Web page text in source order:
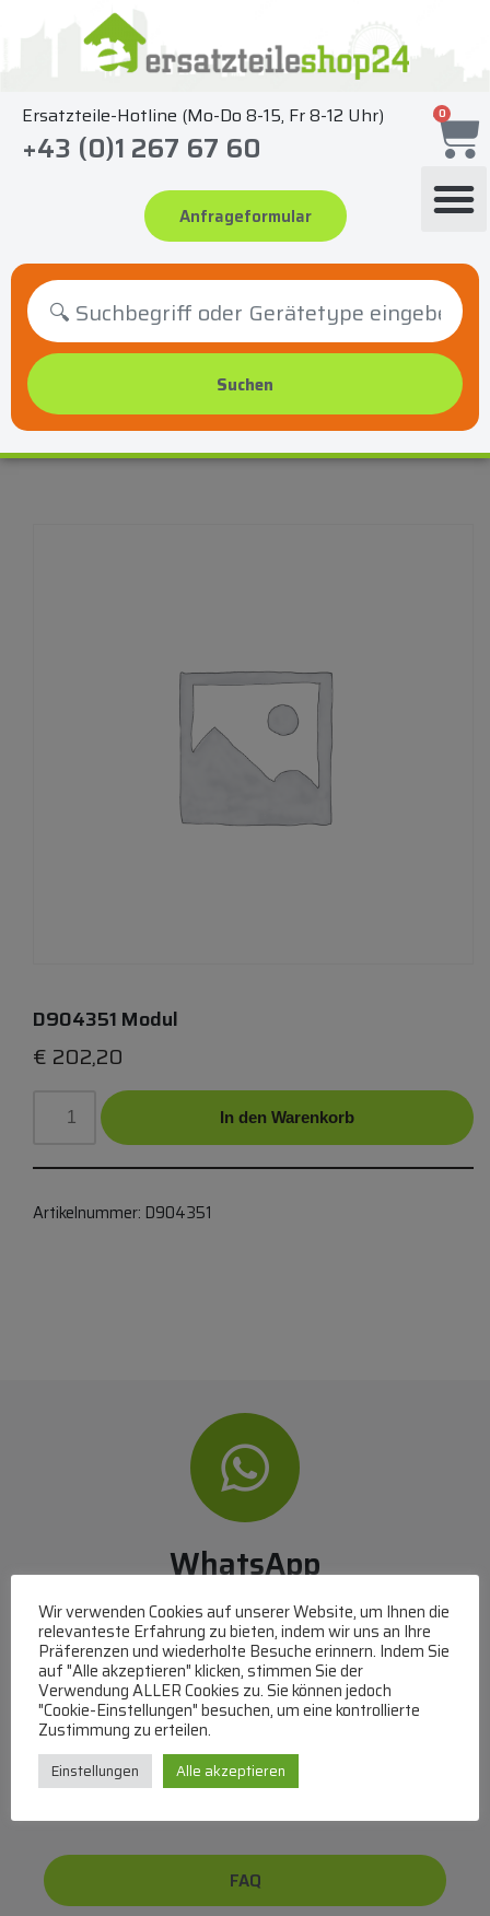
springen
Ersatzteile-Hotline (Mo-Do 8-15, Fr 8-12 Uhr)
+43 (0)1 267 67 60
Anfrageformular
0
D904351 Modul
€ 202,20
In den Warenkorb
Artikelnummer: D904351
WhatsApp
Mit WhatsApp Kontakt mit dem Service Team
aufnehmen
(MO-DO 8-17, FR 8-15 Uhr,+43 1 267 67 60)
Bei uns können Sie bezahlen per:
Überweisung
PayPal
MasterCard
FAQ
Wir verwenden Cookies auf unserer Website, um Ihnen die
relevanteste Erfahrung zu bieten, indem wir uns an Ihre
Präferenzen und wiederholte Besuche erinnern. Indem Sie
auf "Alle akzeptieren" klicken, stimmen Sie der
Verwendung ALLER Cookies zu. Sie können jedoch
"Cookie-Einstellungen" besuchen, um eine kontrollierte
Zustimmung zu erteilen.
Einstellungen Alle akzeptieren